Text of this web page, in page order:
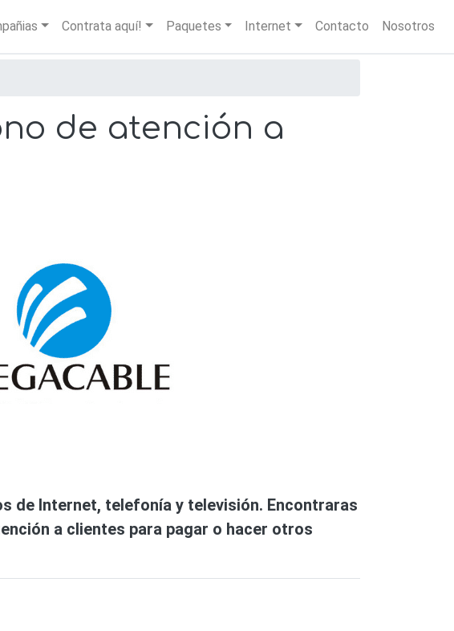
navigation
Contrata aquí! Paquetes Internet Contacto Nosotros
de atención a
de Internet, telefonía y televisión. Encontraras
a clientes para pagar o hacer otros